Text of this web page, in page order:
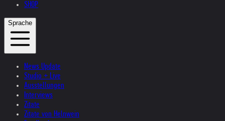
SHOP
Sprache
News Update
Studio + Live
Ausstellungen
Interviews
Zitate
Zitate von Helnwein